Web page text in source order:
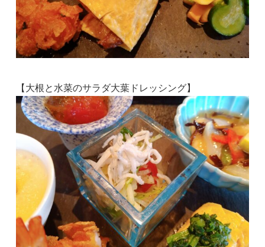
【大根と水菜のサラダ大葉ドレッシング】